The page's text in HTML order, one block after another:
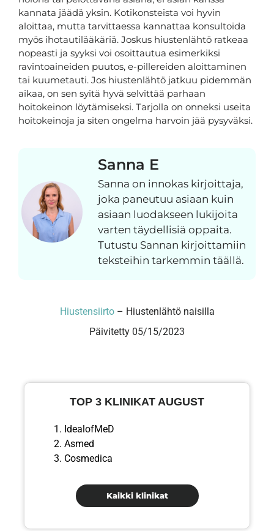
kannata jäädä yksin. Kotikonsteista voi hyvin
aloittaa, mutta tarvittaessa kannattaa konsultoida
myös ihotautilääkäriä. Joskus hiustenlähtö ratkeaa
nopeasti ja syyksi voi osoittautua esimerkiksi
ravintoaineiden puutos, e-pillereiden aloittaminen
tai kuumetauti. Jos hiustenlähtö jatkuu pidemmän
aikaa, on sen syitä hyvä selvittää parhaan
hoitokeinon löytämiseksi. Tarjolla on onneksi useita
hoitokeinoja ja siten ongelma harvoin jää pysyväksi.
Sanna E
Sanna on innokas kirjoittaja,
joka paneutuu asiaan kuin
asiaan luodakseen lukijoita
varten täydellisiä oppaita.
Tutustu Sannan kirjoittamiin
teksteihin tarkemmin täällä.
Hiustensiirto– Hiustenlähtö naisilla
Päivitetty 05/15/2023
TOP 3 KLINIKAT AUGUST
IdealofMeD
Asmed
Cosmedica
Kaikki klinikat